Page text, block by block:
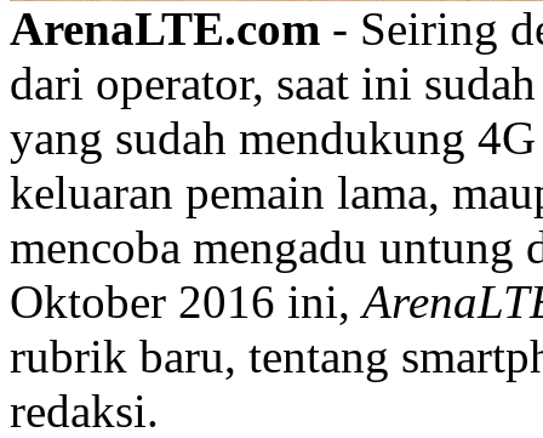
ArenaLTE.com - Seiring
dari operator, saat ini
yang sudah mendukung
keluaran pemain lama,
mencoba mengadu untung
Oktober 2016 ini,
rubrik baru, tentang
redaksi.